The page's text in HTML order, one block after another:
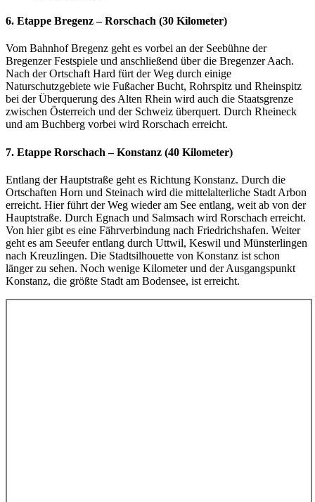
6. Etappe Bregenz – Rorschach (30 Kilometer)
Vom Bahnhof Bregenz geht es vorbei an der Seebühne der
Bregenzer Festspiele und anschließend über die Bregenzer Aach.
Nach der Ortschaft Hard fürt der Weg durch einige
Naturschutzgebiete wie Fußacher Bucht, Rohrspitz und Rheinspitz
bei der Überquerung des Alten Rhein wird auch die Staatsgrenze
zwischen Österreich und der Schweiz überquert. Durch Rheineck
und am Buchberg vorbei wird Rorschach erreicht.
7. Etappe Rorschach – Konstanz (40 Kilometer)
Entlang der Hauptstraße geht es Richtung Konstanz. Durch die
Ortschaften Horn und Steinach wird die mittelalterliche Stadt Arbon
erreicht. Hier führt der Weg wieder am See entlang, weit ab von der
Hauptstraße. Durch Egnach und Salmsach wird Rorschach erreicht.
Von hier gibt es eine Fährverbindung nach Friedrichshafen. Weiter
geht es am Seeufer entlang durch Uttwil, Keswil und Münsterlingen
nach Kreuzlingen. Die Stadtsilhouette von Konstanz ist schon
länger zu sehen. Noch wenige Kilometer und der Ausgangspunkt
Konstanz, die größte Stadt am Bodensee, ist erreicht.